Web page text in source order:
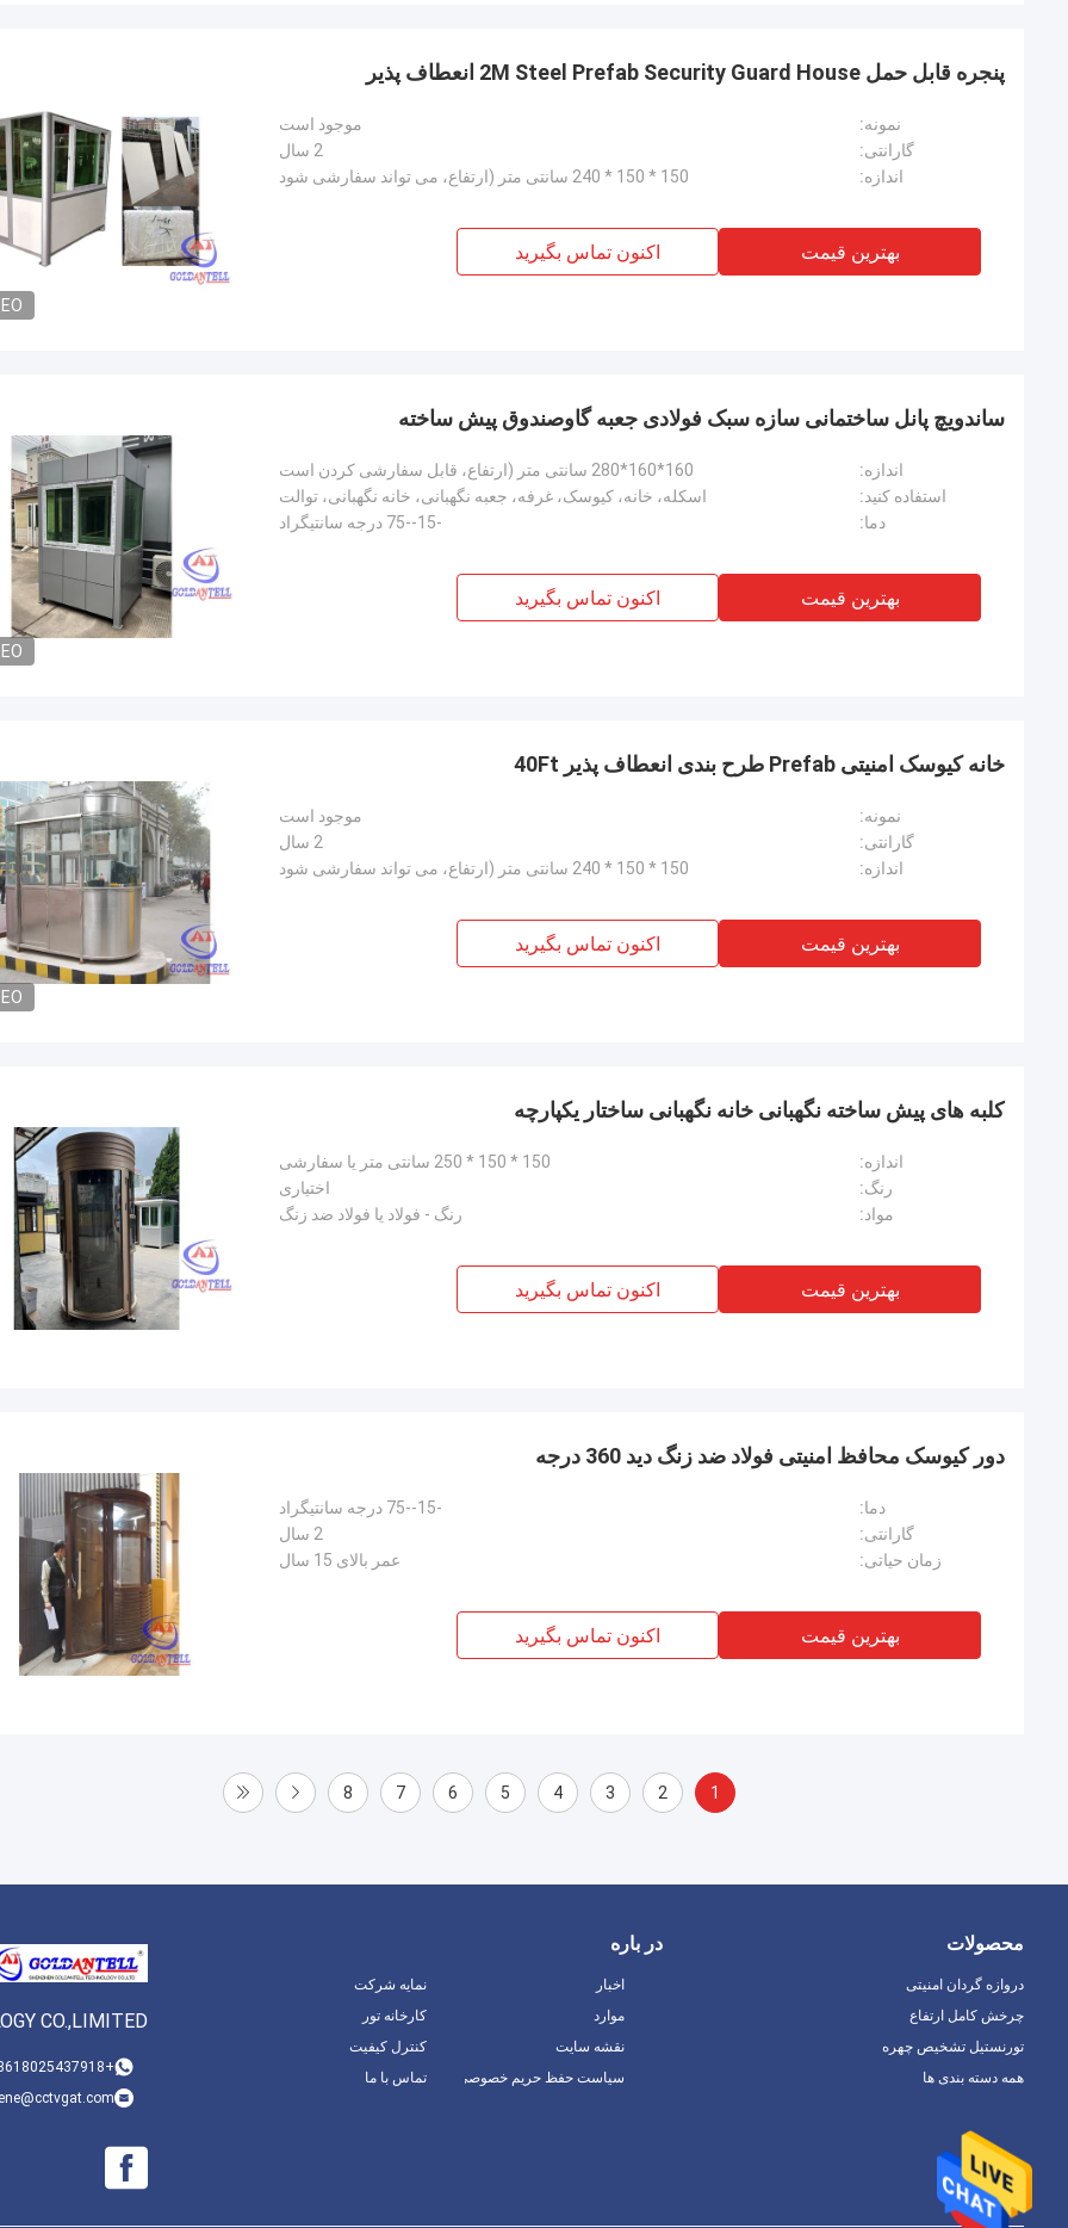
پنجره قابل حمل 2M Steel Prefab Security Guard House انعطاف پذیر
نمونه:
موجود است
گارانتی:
2 سال
اندازه:
150 * 150 * 240 سانتی متر (ارتفاع، می تواند سفارشی شود
بهترین قیمت اکنون تماس بگیرید
ساندویچ پانل ساختمانی سازه سبک فولادی جعبه گاوصندوق پیش ساخته
اندازه:
160*160*280 سانتی متر (ارتفاع، قابل سفارشی کردن است
استفاده کنید:
اسکله، خانه، کیوسک، غرفه، جعبه نگهبانی، خانه نگهبانی، توالت
دما:
-15--75 درجه سانتیگراد
بهترین قیمت اکنون تماس بگیرید
خانه کیوسک امنیتی Prefab طرح بندی انعطاف پذیر 40Ft
نمونه:
موجود است
گارانتی:
2 سال
اندازه:
150 * 150 * 240 سانتی متر (ارتفاع، می تواند سفارشی شود
بهترین قیمت اکنون تماس بگیرید
کلبه های پیش ساخته نگهبانی خانه نگهبانی ساختار یکپارچه
اندازه:
150 * 150 * 250 سانتی متر یا سفارشی
رنگ:
اختیاری
مواد:
رنگ - فولاد یا فولاد ضد زنگ
بهترین قیمت اکنون تماس بگیرید
دور کیوسک محافظ امنیتی فولاد ضد زنگ دید 360 درجه
دما:
-15--75 درجه سانتیگراد
گارانتی:
2 سال
زمان حیاتی:
عمر بالای 15 سال
بهترین قیمت اکنون تماس بگیرید
1
2
3
4
5
6
7
8
CO.,LIMITED
+8618025437918
در باره
نمایه شرکت
کارخانه تور
کنترل کیفیت
تماس با ما
اخبار
موارد
نقشه سایت
سیاست حفظ حریم خصوصی
محصولات
دروازه گردان امنیتی
چرخش کامل ارتفاع
تورنستیل تشخیص چهره
همه دسته بندی ها